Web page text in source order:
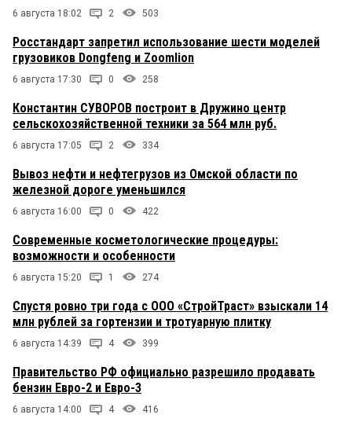
6 августа 18:02 2 503
Росстандарт запретил использование шести моделей
грузовиков Dongfeng и Zoomlion
6 августа 17:30 0 258
Константин СУВОРОВ построит в Дружино центр
сельскохозяйственной техники за 564 млн руб.
6 августа 17:05 2 334
Вывоз нефти и нефтегрузов из Омской области по
железной дороге уменьшился
6 августа 16:00 0 422
Современные косметологические процедуры:
возможности и особенности
6 августа 15:20 1 274
Спустя ровно три года с ООО «СтройТраст» взыскали 14
млн рублей за гортензии и тротуарную плитку
6 августа 14:39 4 399
Правительство РФ официально разрешило продавать
бензин Евро-2 и Евро-3
6 августа 14:00 4 416